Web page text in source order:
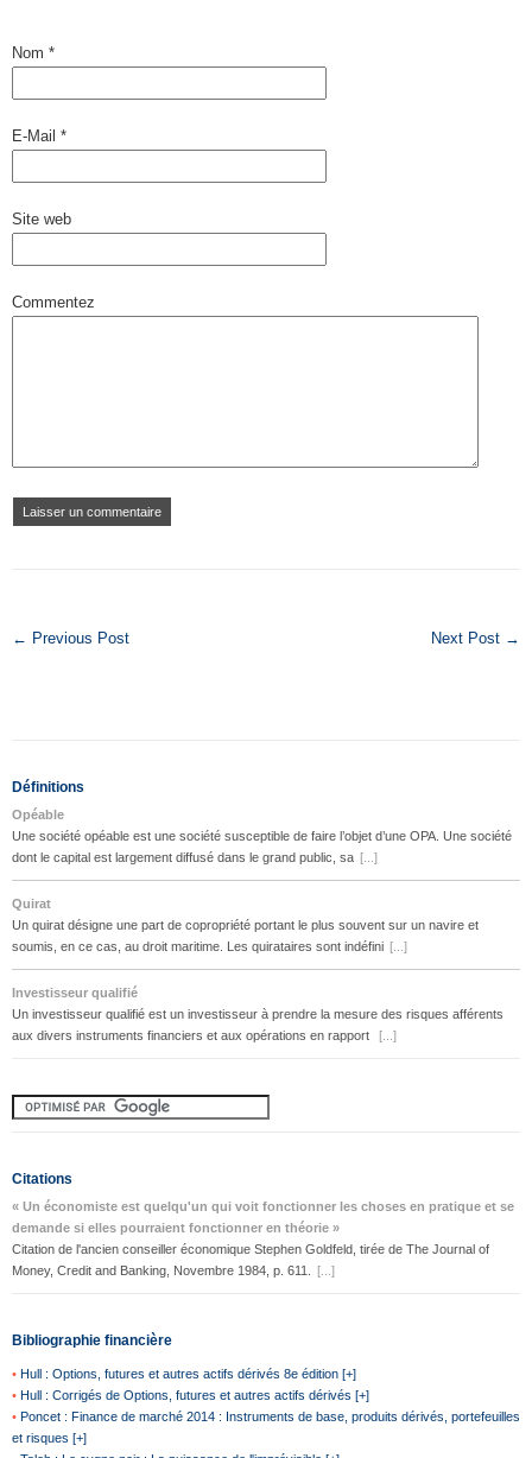
Nom *
E-Mail *
Site web
Commentez
← Previous Post Next Post →
Définitions
Opéable
Une société opéable est une société susceptible de faire l’objet d’une OPA. Une société
dont le capital est largement diffusé dans le grand public, sa [...]
Quirat
Un quirat désigne une part de copropriété portant le plus souvent sur un navire et
soumis, en ce cas, au droit maritime. Les quirataires sont indéfini [...]
Investisseur qualifié
Un investisseur qualifié est un investisseur à prendre la mesure des risques afférents
aux divers instruments financiers et aux opérations en rapport
[...]
Citations
« Un économiste est quelqu'un qui voit fonctionner les choses en pratique et se
demande si elles pourraient fonctionner en théorie »
Citation de l'ancien conseiller économique Stephen Goldfeld, tirée de The Journal of
Money, Credit and Banking, Novembre 1984, p. 611.
[...]
Bibliographie financière
• Hull : Options, futures et autres actifs dérivés 8e édition [+]
• Hull : Corrigés de Options, futures et autres actifs dérivés [+]
• Poncet : Finance de marché 2014 : Instruments de base, produits dérivés, portefeuilles
et risques [+]